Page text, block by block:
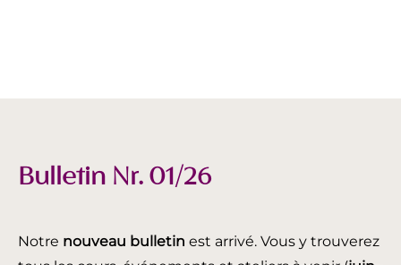
Bulletin Nr. 01/26
Notre nouveau bulletin est arrivé. Vous y trouverez